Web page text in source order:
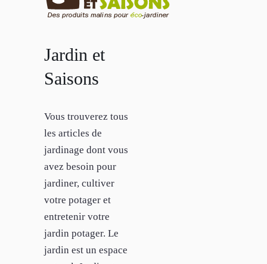
Jardin et
Saisons
Vous trouverez tous
les articles de
jardinage dont vous
avez besoin pour
jardiner, cultiver
votre potager et
entretenir votre
jardin potager. Le
jardin est un espace